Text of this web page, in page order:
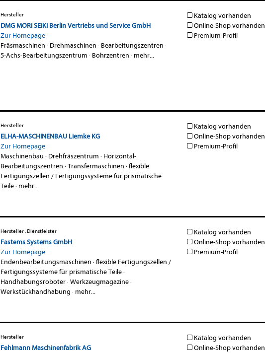
Hersteller
DMG MORI SEIKI Berlin Vertriebs und Service GmbH
Zur Homepage
Fräsmaschinen · Drehmaschinen · Bearbeitungszentren ·
5-Achs-Bearbeitungszentrum · Bohrzentren · mehr...
Katalog vorhanden
Online-Shop vorhanden
Premium-Profil
Hersteller
ELHA-MASCHINENBAU Liemke KG
Zur Homepage
Maschinenbau · Drehfräszentrum · Horizontal-
Bearbeitungszentren ·Transfermaschinen ·flexible
Fertigungszellen / Fertigungssysteme für prismatische
Teile· mehr...
Katalog vorhanden
Online-Shop vorhanden
Premium-Profil
Hersteller , Dienstleister
Fastems Systems GmbH
Zur Homepage
Endenbearbeitungsmaschinen ·flexible Fertigungszellen /
Fertigungssysteme für prismatische Teile·
Handhabungsroboter·Werkzeugmagazine·
Werkstückhandhabung · mehr...
Katalog vorhanden
Online-Shop vorhanden
Premium-Profil
Hersteller
Fehlmann Maschinenfabrik AG
Katalog vorhanden
Online-Shop vorhanden